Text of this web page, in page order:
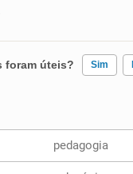
foram úteis? Sim
sinônimos apresentados
pedagogia